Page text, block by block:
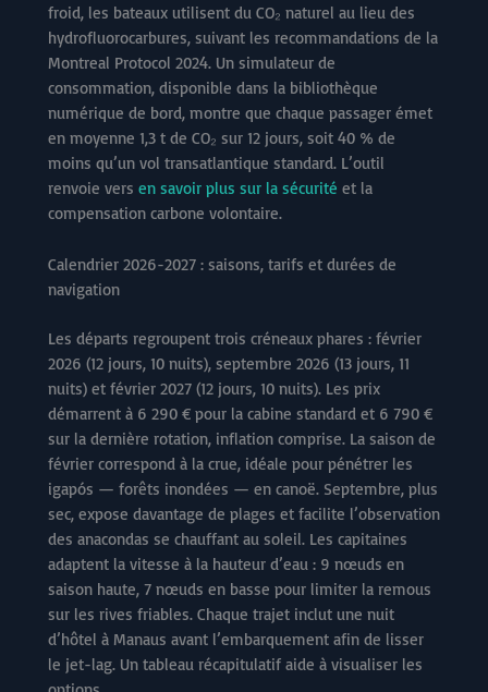
froid, les bateaux utilisent du CO₂ naturel au lieu des
hydrofluorocarbures, suivant les recommandations de la
Montreal Protocol 2024. Un simulateur de
consommation, disponible dans la bibliothèque
numérique de bord, montre que chaque passager émet
en moyenne 1,3 t de CO₂ sur 12 jours, soit 40 % de
moins qu’un vol transatlantique standard. L’outil
renvoie vers en savoir plus sur la sécurité et la
compensation carbone volontaire.
Calendrier 2026-2027 : saisons, tarifs et durées de
navigation
Les départs regroupent trois créneaux phares : février
2026 (12 jours, 10 nuits), septembre 2026 (13 jours, 11
nuits) et février 2027 (12 jours, 10 nuits). Les prix
démarrent à 6 290 € pour la cabine standard et 6 790 €
sur la dernière rotation, inflation comprise. La saison de
février correspond à la crue, idéale pour pénétrer les
igapós — forêts inondées — en canoë. Septembre, plus
sec, expose davantage de plages et facilite l’observation
des anacondas se chauffant au soleil. Les capitaines
adaptent la vitesse à la hauteur d’eau : 9 nœuds en
saison haute, 7 nœuds en basse pour limiter la remous
sur les rives friables. Chaque trajet inclut une nuit
d’hôtel à Manaus avant l’embarquement afin de lisser
le jet-lag. Un tableau récapitulatif aide à visualiser les